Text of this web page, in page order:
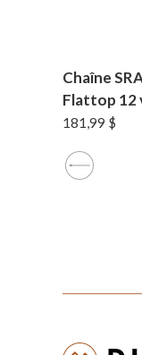
Chaîne
Flattop 12
181,99 $